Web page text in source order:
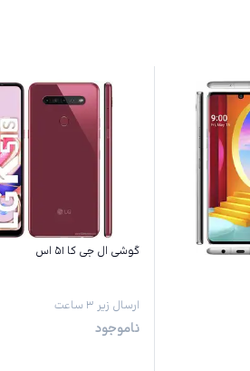
گوشی ال جی کا ۵۱ اس
ارسال زیر ۳ ساعت
ناموجود